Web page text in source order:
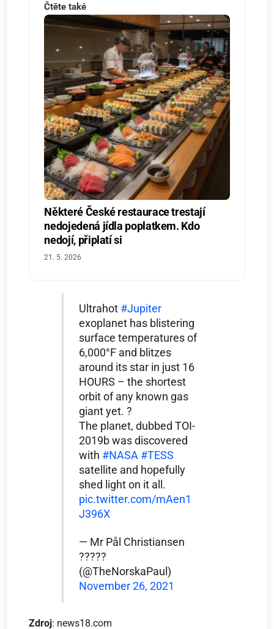
Čtěte také
Některé České restaurace trestají
nedojedená jídla poplatkem. Kdo
nedojí, připlatí si
21. 5. 2026
Ultrahot #Jupiter
exoplanet has blistering
surface temperatures of
6,000°F and blitzes
around its star in just 16
HOURS – the shortest
orbit of any known gas
giant yet. ?
The planet, dubbed TOI-
2019b was discovered
with #NASA #TESS
satellite and hopefully
shed light on it all.
pic.twitter.com/mAen1
J396X
— Mr Pål Christiansen
?????
(@TheNorskaPaul)
November 26, 2021
Zdroj: news18.com